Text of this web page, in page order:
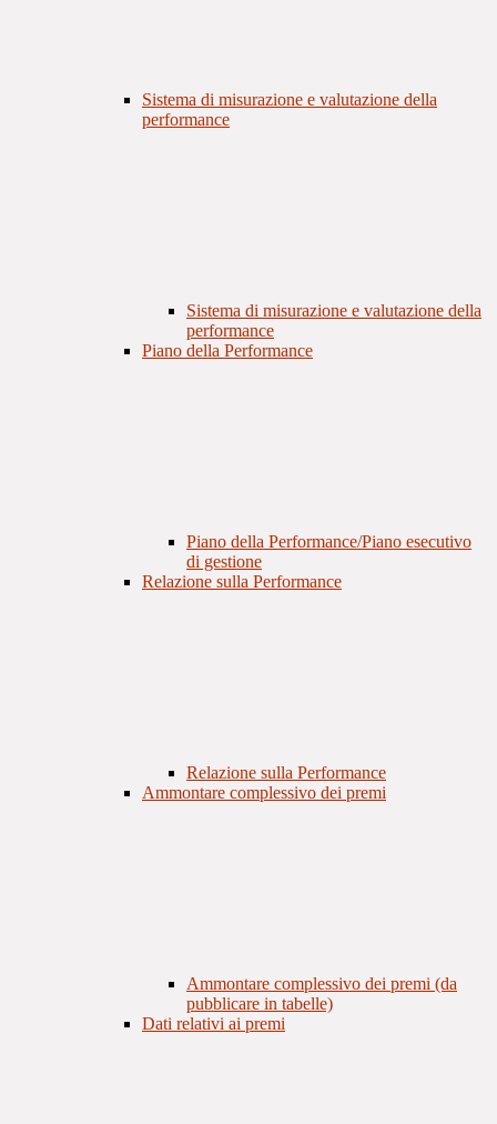
Sistema di misurazione e valutazione della
performance
Sistema di misurazione e valutazione della
performance
Piano della Performance
Piano della Performance/Piano esecutivo
di gestione
Relazione sulla Performance
Relazione sulla Performance
Ammontare complessivo dei premi
Ammontare complessivo dei premi (da
pubblicare in tabelle)
Dati relativi ai premi